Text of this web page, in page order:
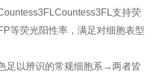
支持荧
等荧光阳性率，满足对细胞表型
足以辨识的常规细胞系→两者皆